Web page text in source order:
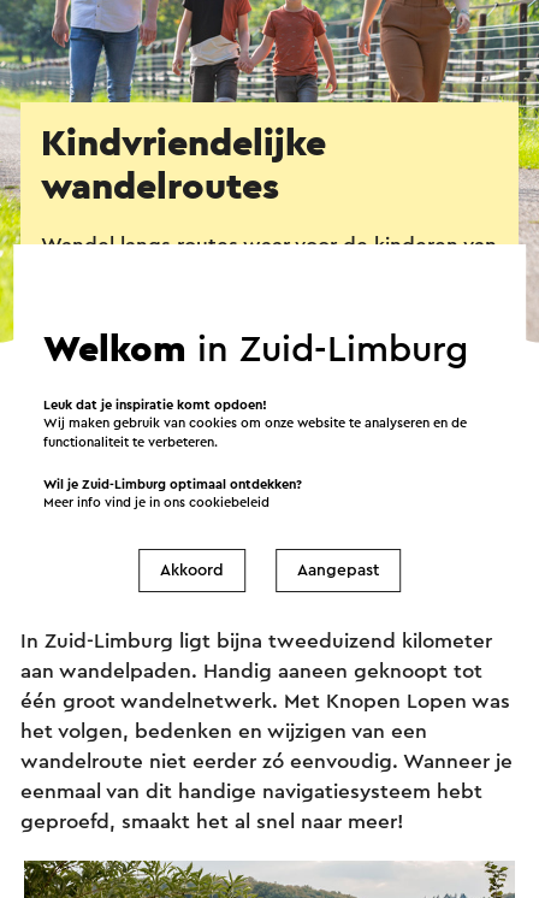
Kindvriendelijke
wandelroutes
Wandel langs routes waar voor de kinderen van
pas en is iedereen in z'n sas!
Vertel me meer
Knopen Lopen Zuid-Limburg
In Zuid-Limburg ligt bijna tweeduizend kilometer
aan wandelpaden. Handig aaneen geknoopt tot
één groot wandelnetwerk. Met Knopen Lopen was
het volgen, bedenken en wijzigen van een
wandelroute niet eerder zó eenvoudig. Wanneer je
eenmaal van dit handige navigatiesysteem hebt
geproefd, smaakt het al snel naar meer!
Welkom in Zuid-Limburg
Leuk dat je inspiratie komt opdoen!
Wij maken gebruik van cookies om onze website te analyseren en de
functionaliteit te verbeteren.
Wil je Zuid-Limburg optimaal ontdekken?
Meer info vind je in onscookiebeleid
Akkoord Aangepast